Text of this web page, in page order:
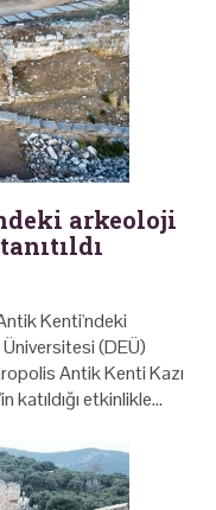
arkeoloji
Kenti'ndeki
Üniversitesi (DEÜ)
Antik Kenti Kazı
katıldığı etkinlikle…